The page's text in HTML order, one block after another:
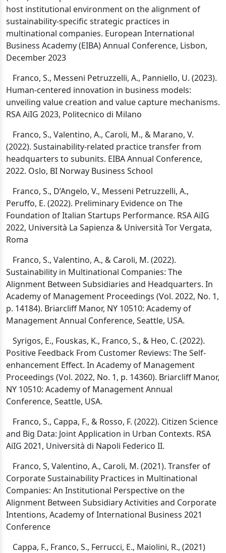
host institutional environment on the alignment of
sustainability-specific strategic practices in
multinational companies. European International
Business Academy (EIBA) Annual Conference, Lisbon,
December 2023
Franco, S., Messeni Petruzzelli, A., Panniello, U. (2023).
Human-centered innovation in business models:
unveiling value creation and value capture mechanisms.
RSA AiIG 2023, Politecnico di Milano
Franco, S., Valentino, A., Caroli, M., & Marano, V.
(2022). Sustainability-related practice transfer from
headquarters to subunits. EIBA Annual Conference,
2022. Oslo, BI Norway Business School
Franco, S., D’Angelo, V., Messeni Petruzzelli, A.,
Peruffo, E. (2022). Preliminary Evidence on The
Foundation of Italian Startups Performance. RSA AiIG
2022, Università La Sapienza & Università Tor Vergata,
Roma
Franco, S., Valentino, A., & Caroli, M. (2022).
Sustainability in Multinational Companies: The
Alignment Between Subsidiaries and Headquarters. In
Academy of Management Proceedings (Vol. 2022, No. 1,
p. 14184). Briarcliff Manor, NY 10510: Academy of
Management Annual Conference, Seattle, USA.
Syrigos, E., Fouskas, K., Franco, S., & Heo, C. (2022).
Positive Feedback From Customer Reviews: The Self-
enhancement Effect. In Academy of Management
Proceedings (Vol. 2022, No. 1, p. 14360). Briarcliff Manor,
NY 10510: Academy of Management Annual
Conference, Seattle, USA.
Franco, S., Cappa, F., & Rosso, F. (2022). Citizen Science
and Big Data: Joint Application in Urban Contexts. RSA
AiIG 2021, Università di Napoli Federico II.
Franco, S, Valentino, A., Caroli, M. (2021). Transfer of
Corporate Sustainability Practices in Multinational
Companies: An Institutional Perspective on the
Alignment Between Subsidiary Activities and Corporate
Intentions, Academy of International Business 2021
Conference
Cappa, F., Franco, S., Ferrucci, E., Maiolini, R., (2021)